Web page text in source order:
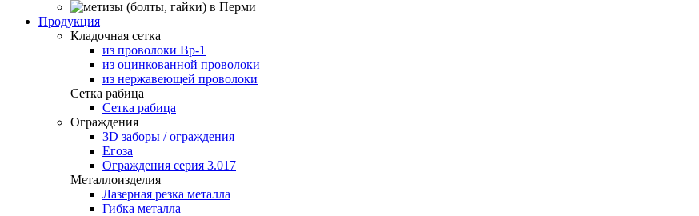
Продукция
Кладочная сетка
из проволоки Вр-1
из оцинкованной проволоки
из нержавеющей проволоки
Сетка рабица
Сетка рабица
Ограждения
3D заборы / ограждения
Егоза
Ограждения серия 3.017
Металлоизделия
Лазерная резка металла
Гибка металла